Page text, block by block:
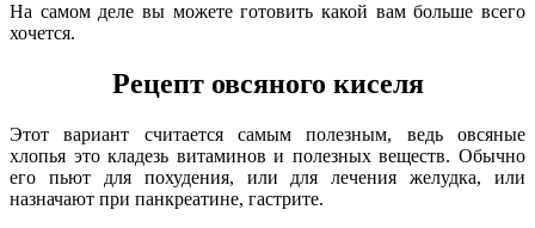
На самом деле вы можете готовить какой вам больше всего
хочется.
Рецепт овсяного киселя
Этот вариант считается самым полезным, ведь овсяные
хлопья это кладезь витаминов и полезных веществ. Обычно
его пьют для похудения, или для лечения желудка, или
назначают при панкреатине, гастрите.